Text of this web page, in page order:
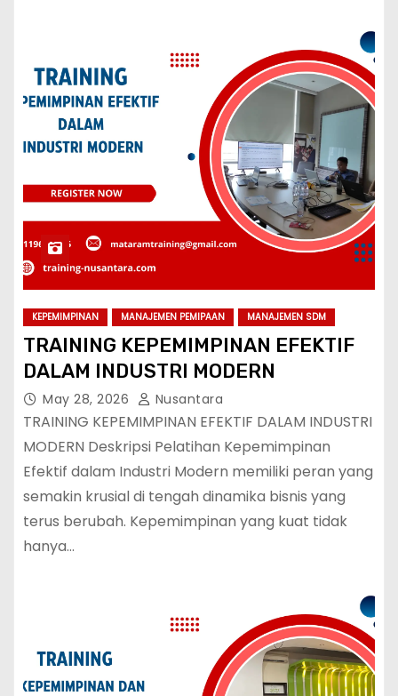
KEPEMIMPINAN MANAJEMEN PEMIPAAN MANAJEMEN SDM
TRAINING KEPEMIMPINAN EFEKTIF
DALAM INDUSTRI MODERN
May 28, 2026 Nusantara
TRAINING KEPEMIMPINAN EFEKTIF DALAM INDUSTRI
MODERN Deskripsi Pelatihan Kepemimpinan
Efektif dalam Industri Modern memiliki peran yang
semakin krusial di tengah dinamika bisnis yang
terus berubah. Kepemimpinan yang kuat tidak
hanya…